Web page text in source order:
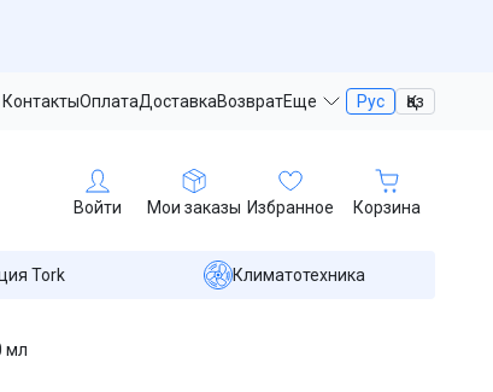
КонтактыОплатаДоставкаВозвратЕще Рус Қаз
Войти Мои заказы Избранное Корзина
Tork Климатотехника
мл